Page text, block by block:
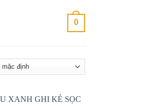
0